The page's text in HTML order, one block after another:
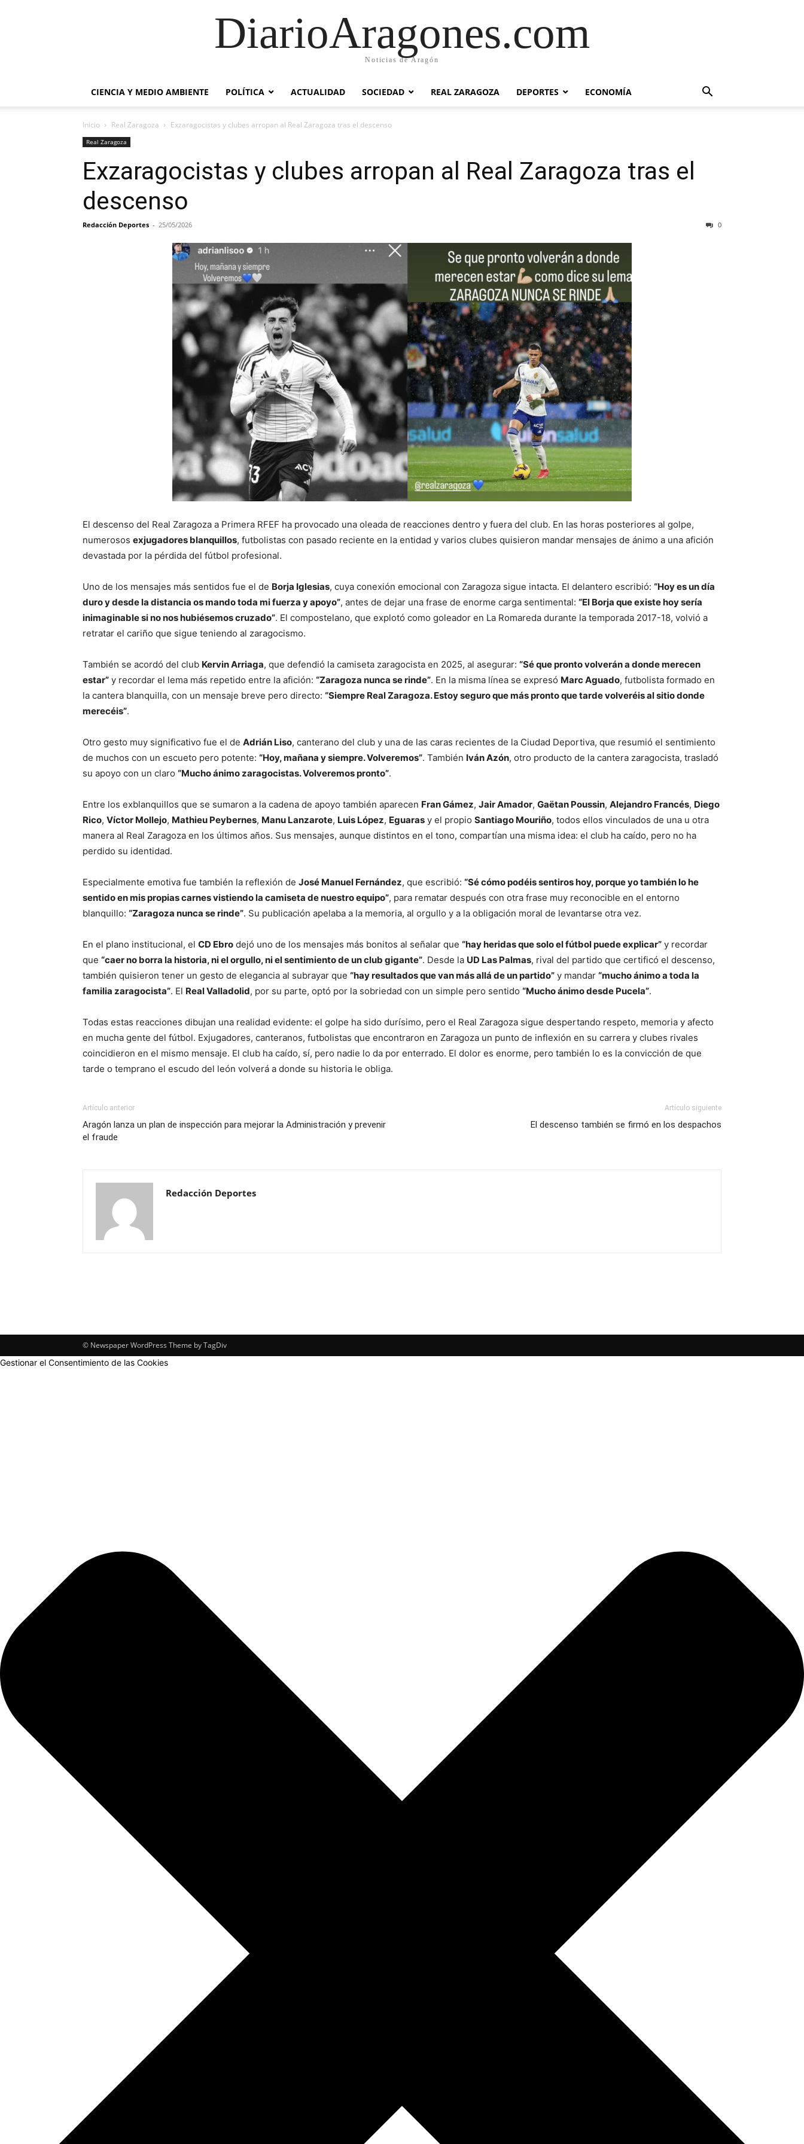
DiarioAragones.com
Noticias de Aragón
CIENCIA Y MEDIO AMBIENTE POLÍTICA ACTUALIDAD SOCIEDAD REAL ZARAGOZA DEPORTES ECONOMÍA
Inicio Real Zaragoza Exzaragocistas y clubes arropan al Real Zaragoza tras el descenso
Real Zaragoza
Exzaragocistas y clubes arropan al Real Zaragoza tras el
descenso
Redacción Deportes - 25/05/2026 0
El descenso del Real Zaragoza a Primera RFEF ha provocado una oleada de reacciones dentro y fuera del club. En las horas posteriores al golpe,
numerosos exjugadores blanquillos, futbolistas con pasado reciente en la entidad y varios clubes quisieron mandar mensajes de ánimo a una afición
devastada por la pérdida del fútbol profesional.
Uno de los mensajes más sentidos fue el de Borja Iglesias, cuya conexión emocional con Zaragoza sigue intacta. El delantero escribió: “Hoy es un día
duro y desde la distancia os mando toda mi fuerza y apoyo”, antes de dejar una frase de enorme carga sentimental: “El Borja que existe hoy sería
inimaginable si no nos hubiésemos cruzado”. El compostelano, que explotó como goleador en La Romareda durante la temporada 2017-18, volvió a
retratar el cariño que sigue teniendo al zaragocismo.
También se acordó del club Kervin Arriaga, que defendió la camiseta zaragocista en 2025, al asegurar: “Sé que pronto volverán a donde merecen
estar” y recordar el lema más repetido entre la afición: “Zaragoza nunca se rinde”. En la misma línea se expresó Marc Aguado, futbolista formado en
la cantera blanquilla, con un mensaje breve pero directo: “Siempre Real Zaragoza. Estoy seguro que más pronto que tarde volveréis al sitio donde
merecéis”.
Otro gesto muy significativo fue el de Adrián Liso, canterano del club y una de las caras recientes de la Ciudad Deportiva, que resumió el sentimiento
de muchos con un escueto pero potente: “Hoy, mañana y siempre. Volveremos”. También Iván Azón, otro producto de la cantera zaragocista, trasladó
su apoyo con un claro “Mucho ánimo zaragocistas. Volveremos pronto”.
Entre los exblanquillos que se sumaron a la cadena de apoyo también aparecen Fran Gámez, Jair Amador, Gaëtan Poussin, Alejandro Francés, Diego
Rico, Víctor Mollejo, Mathieu Peybernes, Manu Lanzarote, Luis López, Eguaras y el propio Santiago Mouriño, todos ellos vinculados de una u otra
manera al Real Zaragoza en los últimos años. Sus mensajes, aunque distintos en el tono, compartían una misma idea: el club ha caído, pero no ha
perdido su identidad.
Especialmente emotiva fue también la reflexión de José Manuel Fernández, que escribió: “Sé cómo podéis sentiros hoy, porque yo también lo he
sentido en mis propias carnes vistiendo la camiseta de nuestro equipo”, para rematar después con otra frase muy reconocible en el entorno
blanquillo: “Zaragoza nunca se rinde”. Su publicación apelaba a la memoria, al orgullo y a la obligación moral de levantarse otra vez.
En el plano institucional, el CD Ebro dejó uno de los mensajes más bonitos al señalar que “hay heridas que solo el fútbol puede explicar” y recordar
que “caer no borra la historia, ni el orgullo, ni el sentimiento de un club gigante”. Desde la UD Las Palmas, rival del partido que certificó el descenso,
también quisieron tener un gesto de elegancia al subrayar que “hay resultados que van más allá de un partido” y mandar “mucho ánimo a toda la
familia zaragocista”. El Real Valladolid, por su parte, optó por la sobriedad con un simple pero sentido “Mucho ánimo desde Pucela”.
Todas estas reacciones dibujan una realidad evidente: el golpe ha sido durísimo, pero el Real Zaragoza sigue despertando respeto, memoria y afecto
en mucha gente del fútbol. Exjugadores, canteranos, futbolistas que encontraron en Zaragoza un punto de inflexión en su carrera y clubes rivales
coincidieron en el mismo mensaje. El club ha caído, sí, pero nadie lo da por enterrado. El dolor es enorme, pero también lo es la convicción de que
tarde o temprano el escudo del león volverá a donde su historia le obliga.
Artículo anterior
Aragón lanza un plan de inspección para mejorar la Administración y prevenir
el fraude
Artículo siguiente
El descenso también se firmó en los despachos
Redacción Deportes
© Newspaper WordPress Theme by TagDiv
Gestionar el Consentimiento de las Cookies